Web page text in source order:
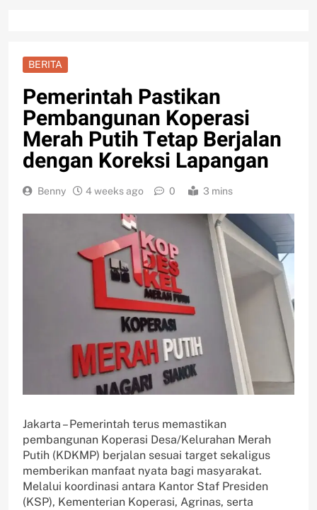
BERITA
Pemerintah Pastikan
Pembangunan Koperasi
Merah Putih Tetap Berjalan
dengan Koreksi Lapangan
Benny 4 weeks ago 0 3 mins
Jakarta – Pemerintah terus memastikan
pembangunan Koperasi Desa/Kelurahan Merah
Putih (KDKMP) berjalan sesuai target sekaligus
memberikan manfaat nyata bagi masyarakat.
Melalui koordinasi antara Kantor Staf Presiden
(KSP), Kementerian Koperasi, Agrinas, serta